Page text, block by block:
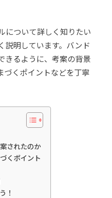
について詳しく知りたい
説明しています。バンド
きるように、考案の背景
づくポイントなどを丁寧
されたのか
くポイント
！